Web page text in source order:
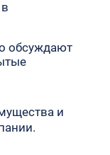
обсуждают
и